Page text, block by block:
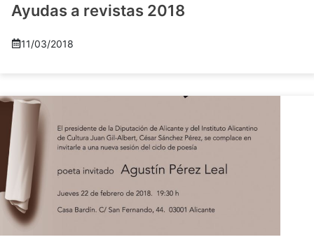
Ayudas a revistas 2018
11/03/2018